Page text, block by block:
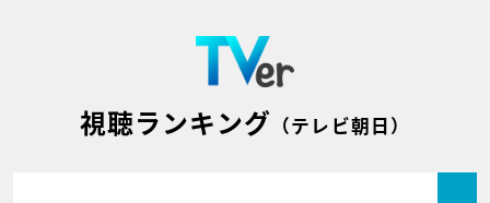
視聴ランキング （テレビ朝日）